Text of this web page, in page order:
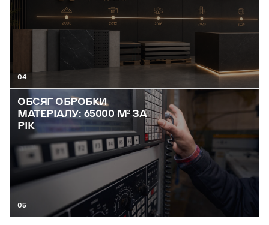
04
ОБСЯГ ОБРОБКИ
МАТЕРІАЛУ: 65000 М² ЗА
РІК
05